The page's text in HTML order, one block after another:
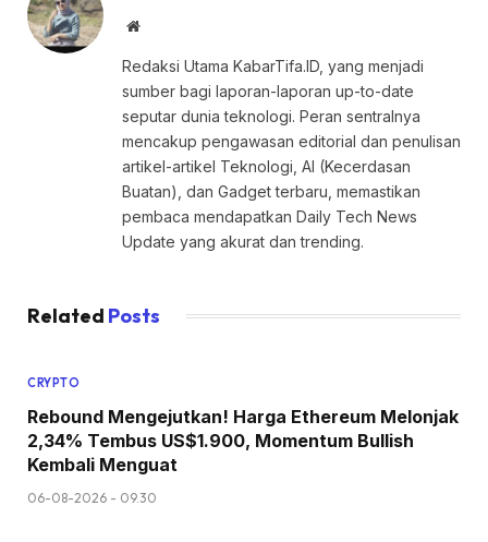
Website
Redaksi Utama KabarTifa.ID, yang menjadi
sumber bagi laporan-laporan up-to-date
seputar dunia teknologi. Peran sentralnya
mencakup pengawasan editorial dan penulisan
artikel-artikel Teknologi, AI (Kecerdasan
Buatan), dan Gadget terbaru, memastikan
pembaca mendapatkan Daily Tech News
Update yang akurat dan trending.
Related Posts
CRYPTO
Rebound Mengejutkan! Harga Ethereum Melonjak
2,34% Tembus US$1.900, Momentum Bullish
Kembali Menguat
06-08-2026 - 09.30